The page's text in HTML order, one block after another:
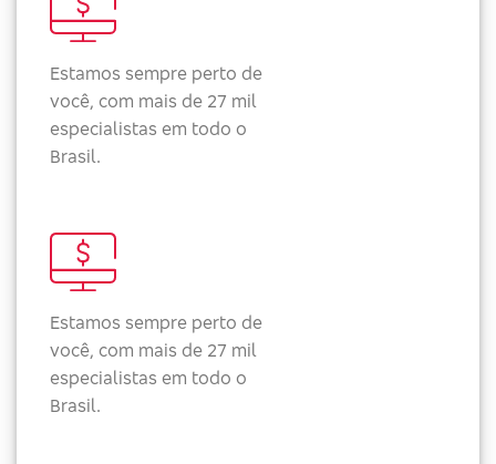
Estamos sempre perto de
você, com mais de 27 mil
especialistas em todo o
Brasil.
Estamos sempre perto de
você, com mais de 27 mil
especialistas em todo o
Brasil.